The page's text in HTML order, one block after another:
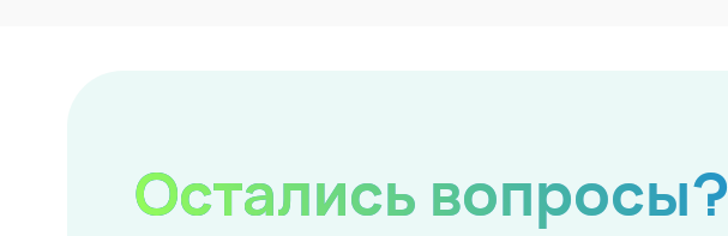
Остались вопросы?